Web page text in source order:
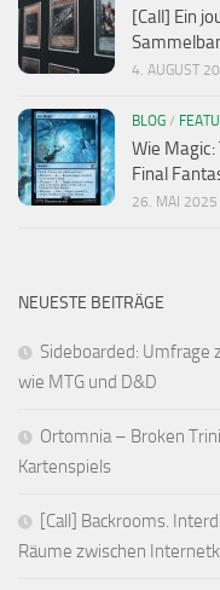
[Call] Ein
4. AUGUST
BLOG /
Wie
Final
26. MAI 2025
NEUESTE BEITRÄGE
Sideboarded: Umfrage
wie MTG und D&D
Ortomnia – Broken
Kartenspiels
[Call] Backrooms.
Räume zwischen